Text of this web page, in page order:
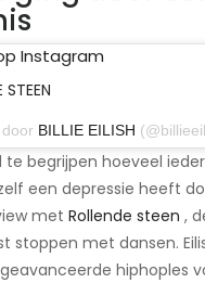
Instagram
STEEN
BILLIE EILISH
te begrijpen hoeveel
een depressie heeft
met Rollende steen ,
stoppen met dansen.
hiphoples